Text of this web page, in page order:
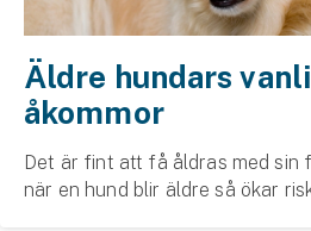
Gruppförsäkringar
Kommunolycksfall
Försäkring via förmedlare
Se alla
Äldre hundars
åkommor
Det är fint att få åldras med sin
när en hund blir äldre så ökar